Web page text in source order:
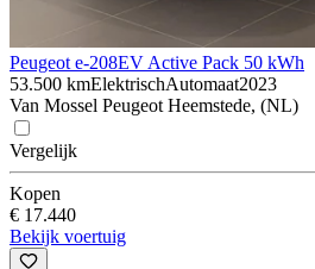
Peugeot e-208EV Active Pack 50 kWh
53.500 kmElektrischAutomaat2023
Van Mossel Peugeot Heemstede, (NL)
Vergelijk
Kopen
€ 17.440
Bekijk voertuig